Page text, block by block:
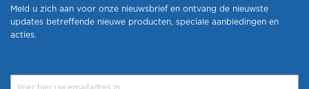
Meld u zich aan voor onze nieuwsbrief en ontvang de nieuwste
updates betreffende nieuwe producten, speciale aanbiedingen en
acties.